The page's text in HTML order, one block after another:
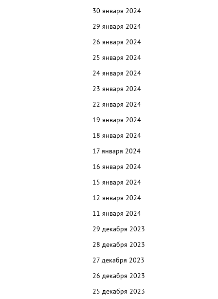
30 января 2024
29 января 2024
26 января 2024
25 января 2024
24 января 2024
23 января 2024
22 января 2024
19 января 2024
18 января 2024
17 января 2024
16 января 2024
15 января 2024
12 января 2024
11 января 2024
29 декабря 2023
28 декабря 2023
27 декабря 2023
26 декабря 2023
25 декабря 2023